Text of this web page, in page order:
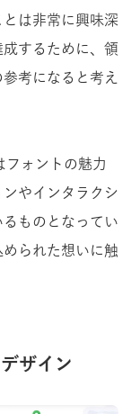
は非常に興味深
するために、領
考になると考え
フォントの魅力
やインタラクシ
ものとなってい
られた想いに触
ザイン